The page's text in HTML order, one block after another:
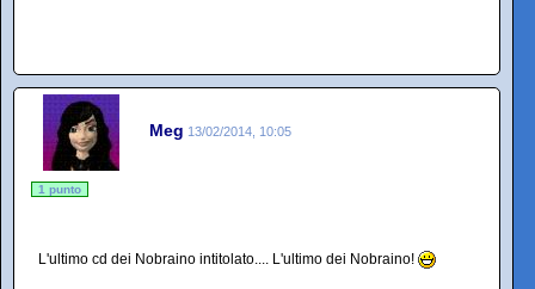
Meg 13/02/2014, 10:05
1 punto
L'ultimo cd dei Nobraino intitolato.... L'ultimo dei Nobraino!